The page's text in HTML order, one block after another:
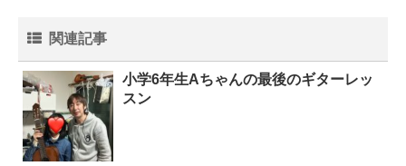
関連記事
小学6年生Aちゃんの最後のギターレッ
スン